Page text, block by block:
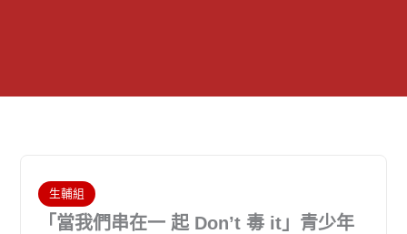
生輔組
「當我們串在一 起 Don’t 毒 it」青少年